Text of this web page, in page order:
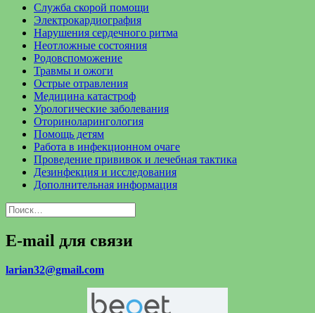
Служба скорой помощи
Электрокардиография
Нарушения сердечного ритма
Неотложные состояния
Родовспоможение
Травмы и ожоги
Острые отравления
Медицина катастроф
Урологические заболевания
Оториноларингология
Помощь детям
Работа в инфекционном очаге
Проведение прививок и лечебная тактика
Дезинфекция и исследования
Дополнительная информация
Найти:
E-mail для связи
larian32@gmail.com